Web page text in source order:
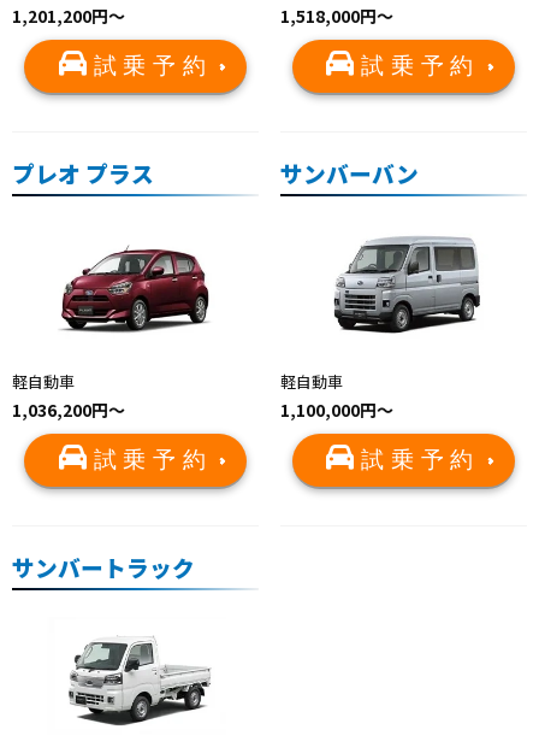
1,201,200円～
試乗予約
1,518,000円～
試乗予約
プレオ プラス
軽自動車
1,036,200円～
試乗予約
サンバーバン
軽自動車
1,100,000円～
試乗予約
サンバートラック